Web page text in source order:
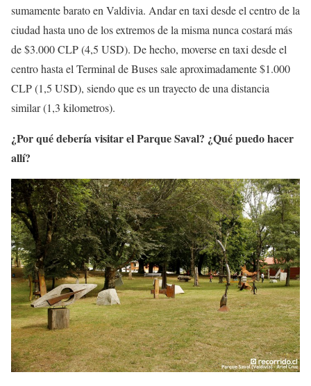
sumamente barato en Valdivia. Andar en taxi desde el centro de la
ciudad hasta uno de los extremos de la misma nunca costará más
de $3.000 CLP (4,5 USD). De hecho, moverse en taxi desde el
centro hasta el Terminal de Buses sale aproximadamente $1.000
CLP (1,5 USD), siendo que es un trayecto de una distancia
similar (1,3 kilometros).
¿Por qué debería visitar el Parque Saval? ¿Qué puedo hacer
allí?